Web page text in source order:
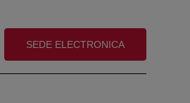
(abre en nueva ventana)
SEDE ELECTRONICA